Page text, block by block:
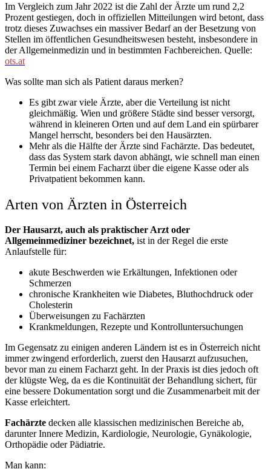
Im Vergleich zum Jahr 2022 ist die Zahl der Ärzte um rund 2,2
Prozent gestiegen, doch in offiziellen Mitteilungen wird betont, dass
trotz dieses Zuwachses ein massiver Bedarf an der Besetzung von
Stellen im öffentlichen Gesundheitswesen besteht, insbesondere in
der Allgemeinmedizin und in bestimmten Fachbereichen. Quelle:
ots.at
Was sollte man sich als Patient daraus merken?
Es gibt zwar viele Ärzte, aber die Verteilung ist nicht
gleichmäßig. Wien und größere Städte sind besser versorgt,
während in kleineren Orten und auf dem Land ein spürbarer
Mangel herrscht, besonders bei den Hausärzten.
Mehr als die Hälfte der Ärzte sind Fachärzte. Das bedeutet,
dass das System stark davon abhängt, wie schnell man einen
Termin bei einem Facharzt über die eigene Kasse oder als
Privatpatient bekommen kann.
Arten von Ärzten in Österreich
Der Hausarzt, auch als praktischer Arzt oder
Allgemeinmediziner bezeichnet, ist in der Regel die erste
Anlaufstelle für:
akute Beschwerden wie Erkältungen, Infektionen oder
Schmerzen
chronische Krankheiten wie Diabetes, Bluthochdruck oder
Cholesterin
Überweisungen zu Fachärzten
Krankmeldungen, Rezepte und Kontrolluntersuchungen
Im Gegensatz zu einigen anderen Ländern ist es in Österreich nicht
immer zwingend erforderlich, zuerst den Hausarzt aufzusuchen,
bevor man zu einem Facharzt geht. In der Praxis ist dies jedoch oft
der klügste Weg, da es die Kontinuität der Behandlung sichert, für
eine bessere Dokumentation sorgt und die Zusammenarbeit mit der
Kasse erleichtert.
Fachärzte decken alle klassischen medizinischen Bereiche ab,
darunter Innere Medizin, Kardiologie, Neurologie, Gynäkologie,
Orthopädie oder Pädiatrie.
Man kann: